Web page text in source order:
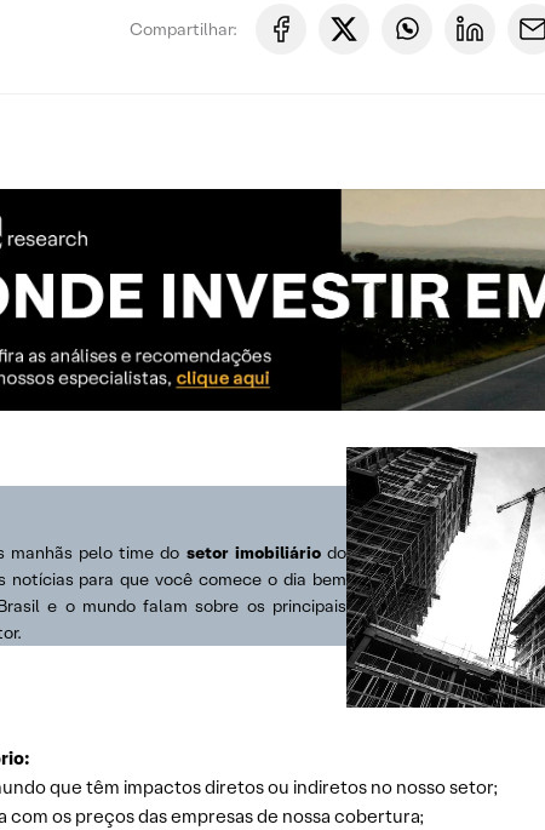
Compartilhar:
manhãs pelo time do setor imobiliáriodo
notícias para que você comece o dia bem
e o mundo falam sobre os principais
que têm impactos diretos ou indiretos no nosso setor;
com os preços das empresas de nossa cobertura;